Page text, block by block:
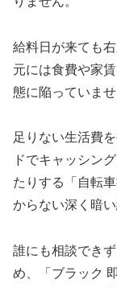
給料日が来ても
元には食費や家
態に陥っていませ
足りない生活費
ドでキャッシン
たりする「自転
からない深く暗
誰にも相談でき
め、「ブラック